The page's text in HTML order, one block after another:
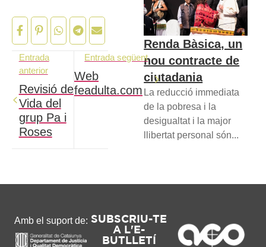
Entrada
anterior
Revisió de
Vida del
grup Pa i
Roses
Entrada següent
Web
feadulta.com
Renda Bàsica, un
nou contracte de
ciutadania
La reducció immediata
de la pobresa i la
desigualtat i la major
llibertat personal són...
Amb el suport de: SUBSCRIU-TE
A L'E-
BUTLLETÍ